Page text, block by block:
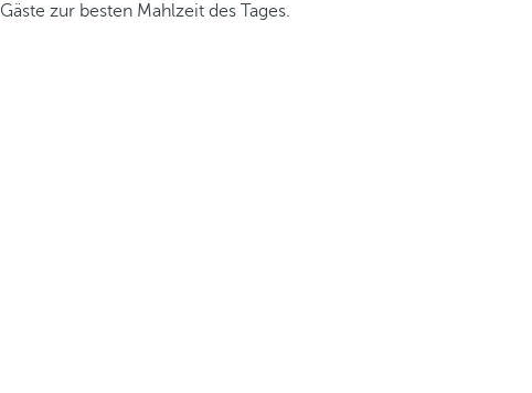
Gäste zur besten Mahlzeit des Tages.